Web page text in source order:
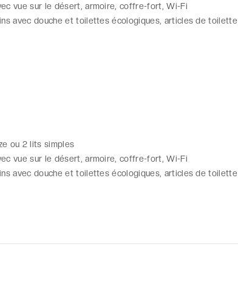
vue sur le désert, armoire, coffre-fort, Wi-Fi
avec douche et toilettes écologiques, articles de toilette
ou 2 lits simples
vue sur le désert, armoire, coffre-fort, Wi-Fi
avec douche et toilettes écologiques, articles de toilette